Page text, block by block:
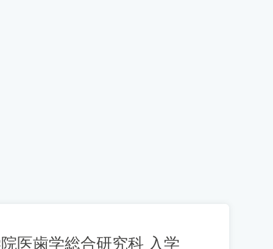
医歯学総合研究科 入学